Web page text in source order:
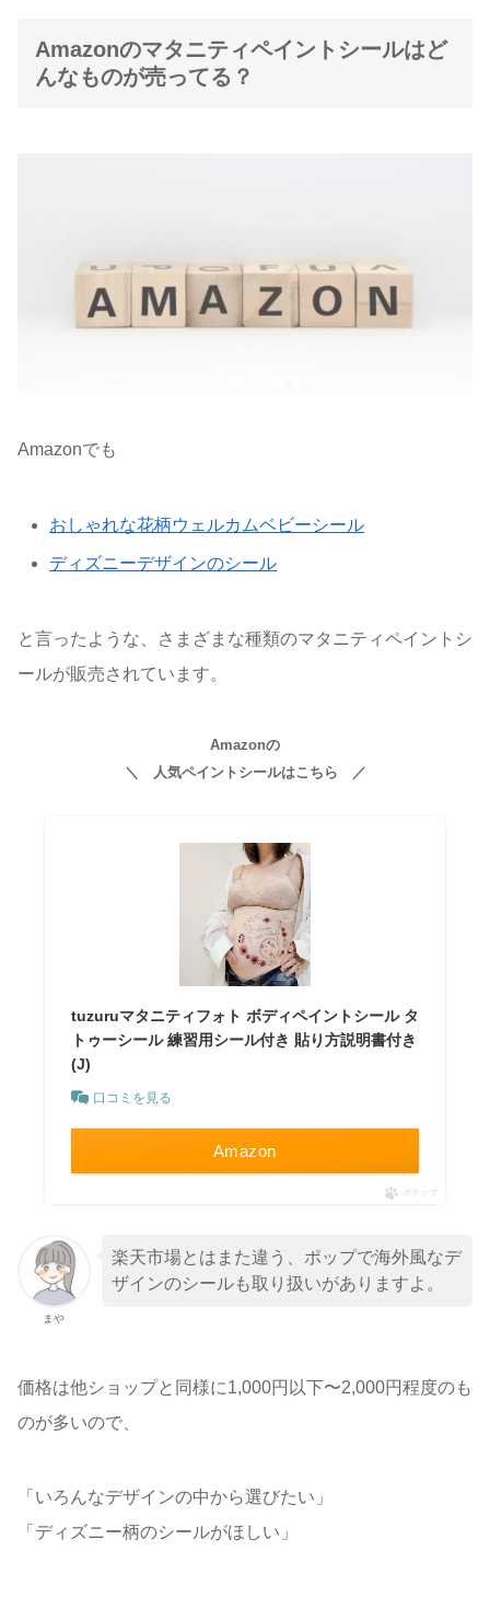
Amazonのマタニティペイントシールはど
んなものが売ってる？
Amazonでも
おしゃれな花柄ウェルカムベビーシール
ディズニーデザインのシール
と言ったような、さまざまな種類のマタニティペイントシ
ールが販売されています。
Amazonの
＼ 人気ペイントシールはこちら ／
tuzuruマタニティフォト ボディペイントシール タ
トゥーシール 練習用シール付き 貼り方説明書付き
(J)
口コミを見る
Amazon
ポチップ
まや
楽天市場とはまた違う、ポップで海外風なデ
ザインのシールも取り扱いがありますよ。
価格は他ショップと同様に1,000円以下〜2,000円程度のも
のが多いので、
「いろんなデザインの中から選びたい」
「ディズニー柄のシールがほしい」